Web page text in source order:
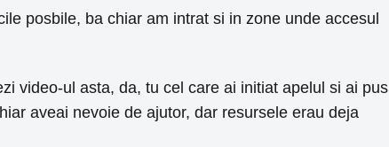
posbile, ba chiar am intrat si in zone unde accesul
video-ul asta, da, tu cel care ai initiat apelul si ai pus
aveai nevoie de ajutor, dar resursele erau deja